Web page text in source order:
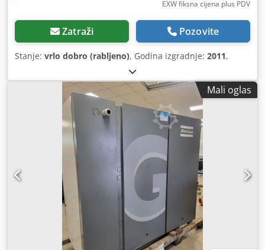
EXW fiksna cijena plus PDV
Zatraži Pozovite
Stanje: vrlo dobro (rabljeno), Godina izgradnje: 2011,
Mali oglas